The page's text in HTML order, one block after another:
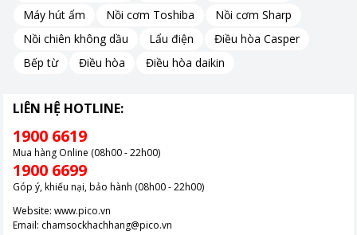
Máy hút ẩm
Nồi cơm Toshiba
Nồi cơm Sharp
Nồi chiên không dầu
Lẩu điện
Điều hòa Casper
Bếp từ
Điều hòa Điều hòa daikin
LIÊN HỆ HOTLINE:
1900 6619
Mua hàng Online (08h00 - 22h00)
1900 6699
Góp ý, khiếu nại, bảo hành (08h00 - 22h00)
Website: www.pico.vn
Email: chamsockhachhang@pico.vn